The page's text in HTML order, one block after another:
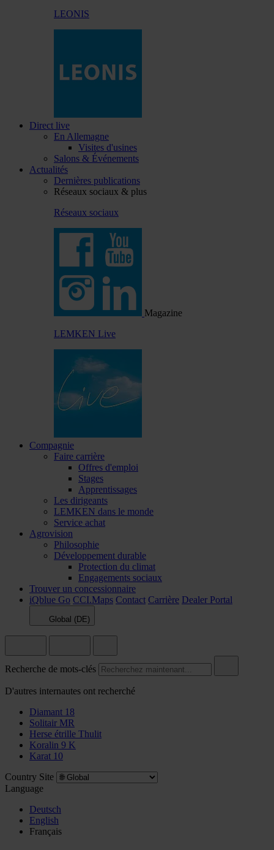
LEONIS
Direct live
En Allemagne
Visites d'usines
Salons & Événements
Actualités
Dernières publications
Réseaux sociaux & plus
Réseaux sociaux
Magazine
LEMKEN Live
Compagnie
Faire carrière
Offres d'emploi
Stages
Apprentissages
Les dirigeants
LEMKEN dans le monde
Service achat
Agrovision
Philosophie
Développement durable
Protection du climat
Engagements sociaux
Trouver un concessionnaire
iQblue Go CCI.Maps Contact Carrière Dealer Portal
Global (DE)
Recherche de mots-clés
D'autres internautes ont recherché
Diamant 18
Solitair MR
Herse étrille Thulit
Koralin 9 K
Karat 10
Country Site
Language
Deutsch
English
Français